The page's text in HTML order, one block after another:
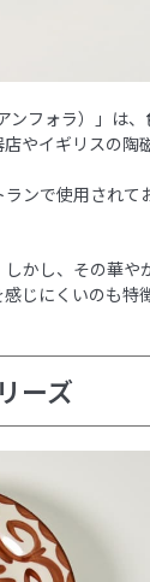
フォラ）」は、
やイギリスの陶
ンで使用されて
かし、その華や
じにくいのも特徴
ーズ